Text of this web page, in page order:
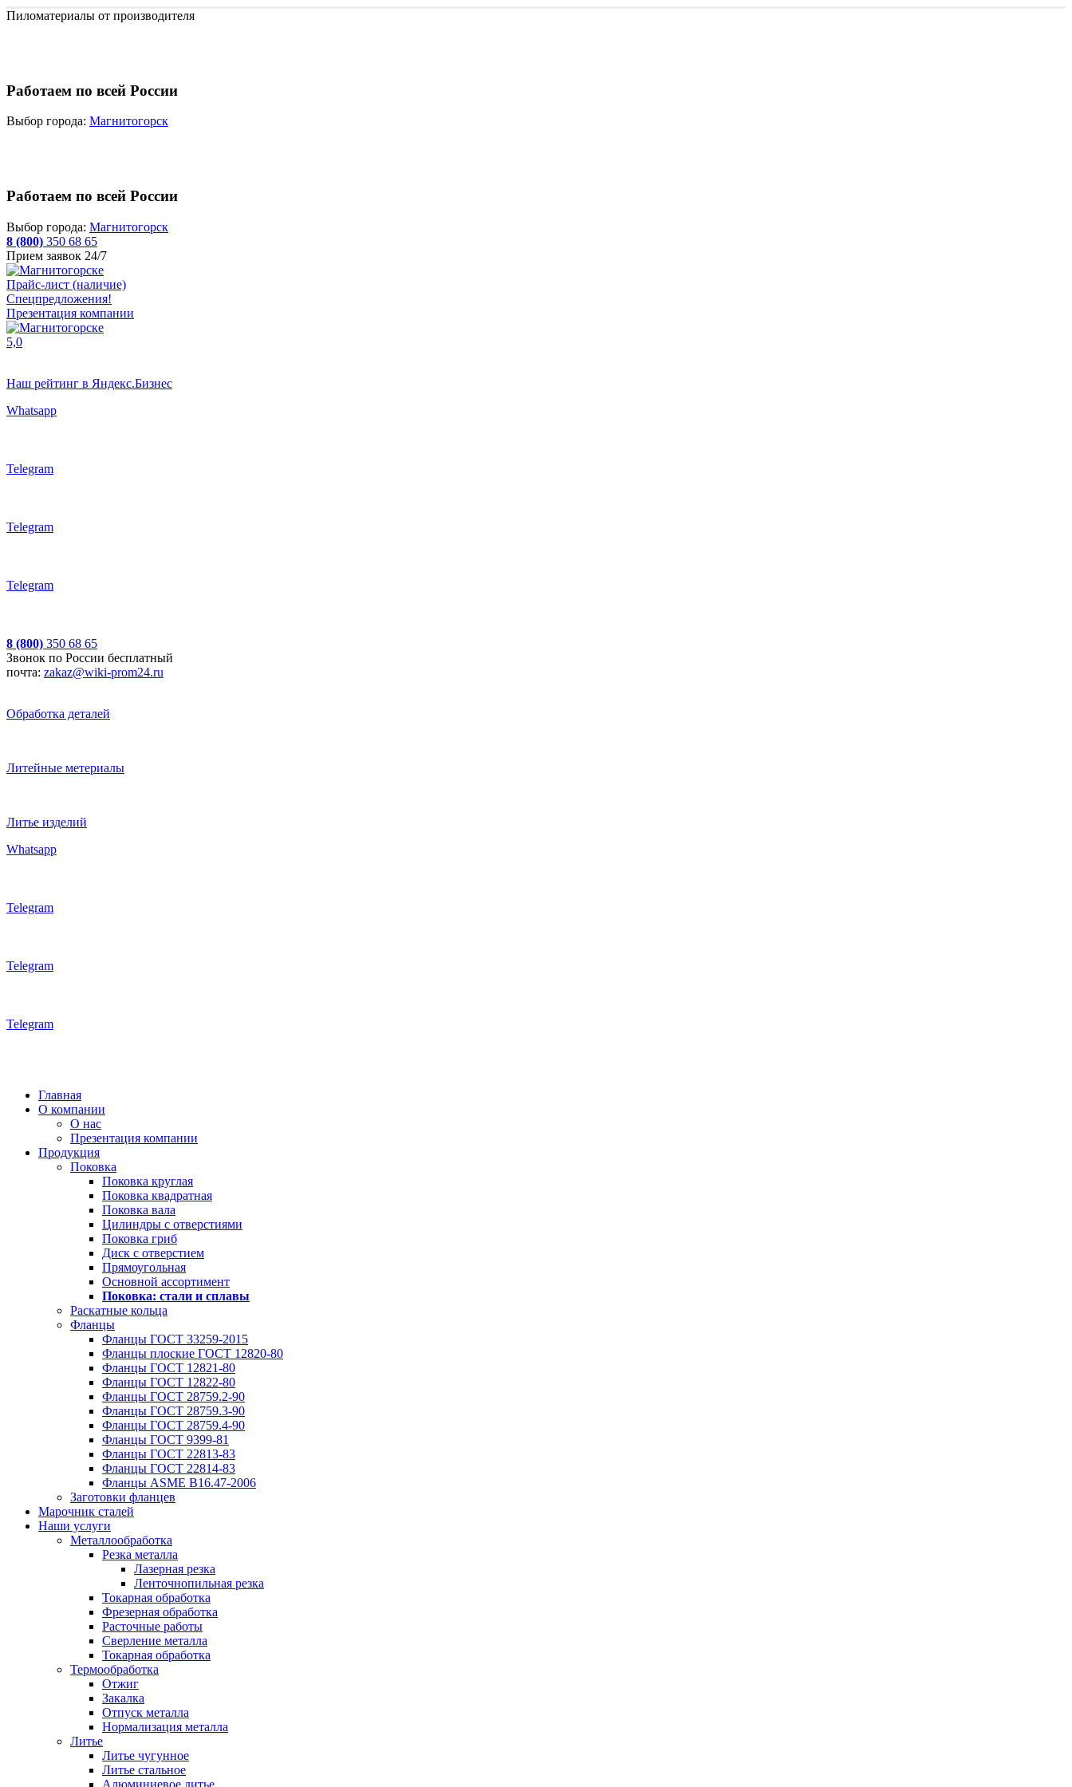
Пиломатериалы от производителя
Работаем по всей России
Выбор города: Магнитогорск
Работаем по всей России
Выбор города: Магнитогорск
8 (800) 350 68 65
Прием заявок 24/7
Прайс-лист (наличие)
Спецпредложения!
Презентация компании
5,0
Наш рейтинг в Яндекс.Бизнес
Whatsapp
Telegram
Telegram
Telegram
8 (800) 350 68 65
Звонок по России бесплатный
почта: zakaz@wiki-prom24.ru
Обработка деталей
Литейные метериалы
Литье изделий
Whatsapp
Telegram
Telegram
Telegram
Главная
О компании
О нас
Презентация компании
Продукция
Поковка
Поковка круглая
Поковка квадратная
Поковка вала
Цилиндры с отверстиями
Поковка гриб
Диск с отверстием
Прямоугольная
Основной ассортимент
Поковка: cтали и сплавы
Раскатные кольца
Фланцы
Фланцы ГОСТ 33259-2015
Фланцы плоские ГОСТ 12820-80
Фланцы ГОСТ 12821-80
Фланцы ГОСТ 12822-80
Фланцы ГОСТ 28759.2-90
Фланцы ГОСТ 28759.3-90
Фланцы ГОСТ 28759.4-90
Фланцы ГОСТ 9399-81
Фланцы ГОСТ 22813-83
Фланцы ГОСТ 22814-83
Фланцы ASME B16.47-2006
Заготовки фланцев
Марочник сталей
Наши услуги
Металлообработка
Резка металла
Лазерная резка
Ленточнопильная резка
Токарная обработка
Фрезерная обработка
Расточные работы
Сверление металла
Токарная обработка
Термообработка
Отжиг
Закалка
Отпуск металла
Нормализация металла
Литье
Литье чугунное
Литье стальное
Алюминиевое литье